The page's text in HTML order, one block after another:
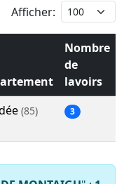
Afficher:
Nombre
de
lavoirs
(85) 3